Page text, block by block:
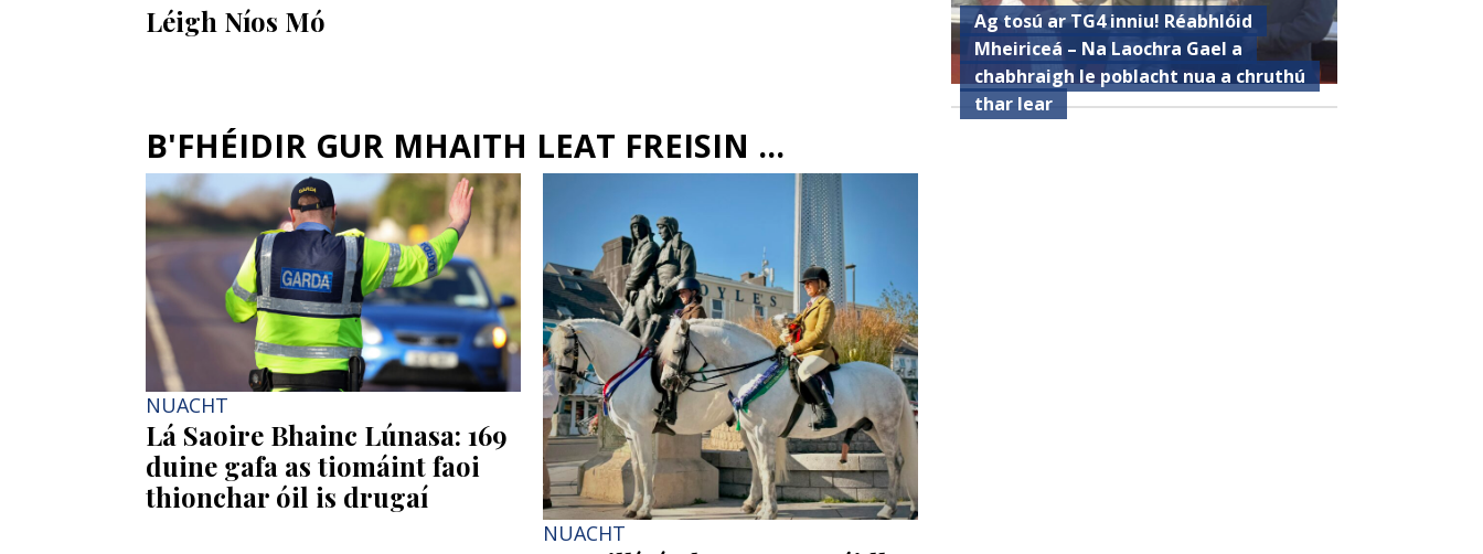
Léigh Níos Mó
B'FHÉIDIR GUR MHAITH LEAT FREISIN ...
NUACHT
Lá Saoire Bhainc Lúnasa: 169
duine gafa as tiomáint faoi
thionchar óil is drugaí
NUACHT
Ag tosú ar TG4 inniu! Réabhlóid
Mheiriceá – Na Laochra Gael a
chabhraigh le poblacht nua a chruthú
thar lear